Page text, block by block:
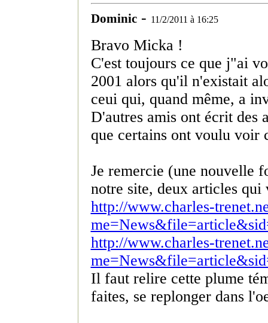
Dominic- 11/2/2011 à 16:25
Bravo Micka !
C'est toujours ce que j"ai
2001 alors qu'il n'existait
ceui qui, quand même, a
D'autres amis ont écrit des
que certains ont voulu voir
Je remercie (une nouvelle
notre site, deux articles qui
http://www.charles-
http://www.charles-
Il faut relire cette plume
faites, se replonger dans